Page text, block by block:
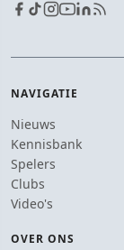
NAVIGATIE
Nieuws
Kennisbank
Spelers
Clubs
Video's
OVER ONS